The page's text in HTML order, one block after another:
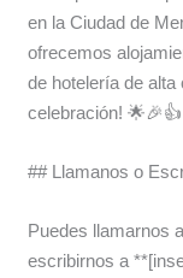
en la Ciudad de
ofrecemos
de hotelería de alta
celebración! 🌟🎉👍
## Llamanos o
Puedes llamarnos
escribirnos a